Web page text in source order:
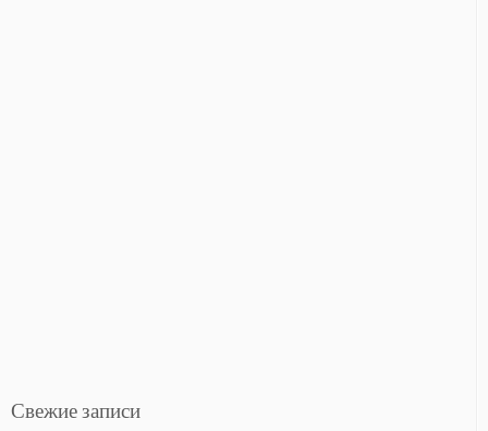
Свежие записи